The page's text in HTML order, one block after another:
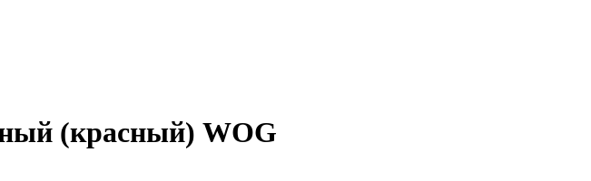
(красный) WOG